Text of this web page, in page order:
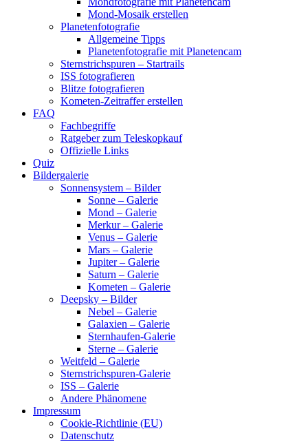
Mond-Mosaik erstellen
Planetenfotografie
Allgemeine Tipps
Planetenfotografie mit Planetencam
Sternstrichspuren – Startrails
ISS fotografieren
Blitze fotografieren
Kometen-Zeitraffer erstellen
FAQ
Fachbegriffe
Ratgeber zum Teleskopkauf
Offizielle Links
Quiz
Bildergalerie
Sonnensystem – Bilder
Sonne – Galerie
Mond – Galerie
Merkur – Galerie
Venus – Galerie
Mars – Galerie
Jupiter – Galerie
Saturn – Galerie
Kometen – Galerie
Deepsky – Bilder
Nebel – Galerie
Galaxien – Galerie
Sternhaufen-Galerie
Sterne – Galerie
Weitfeld – Galerie
Sternstrichspuren-Galerie
ISS – Galerie
Andere Phänomene
Impressum
Cookie-Richtlinie (EU)
Datenschutz